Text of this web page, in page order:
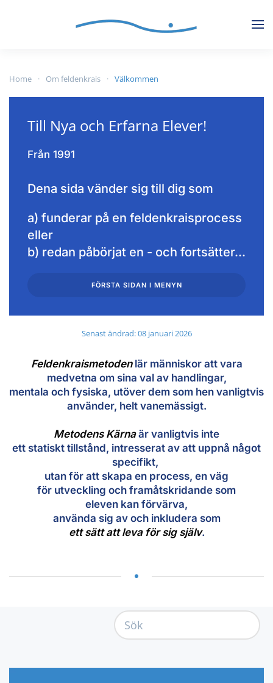
Home Om feldenkrais Välkommen
Till Nya och Erfarna Elever!
Från 1991
Dena sida vänder sig till dig som
a) funderar på en feldenkraisprocess
eller
b) redan påbörjat en - och fortsätter...
FÖRSTA SIDAN I MENYN
Senast ändrad: 08 januari 2026
Feldenkraismetoden lär människor att vara
medvetna om sina val av handlingar,
mentala och fysiska, utöver dem som hen vanligtvis
använder, helt vanemässigt.
Metodens Kärna är vanligtvis inte
ett statiskt tillstånd, intresserat av att uppnå något
specifikt,
utan för att skapa en process, en väg
för utveckling och framåtskridande som
eleven kan förvärva,
använda sig av och inkludera som
ett sätt att leva för sig själv.